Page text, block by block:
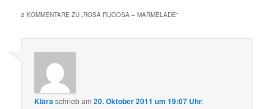
2 KOMMENTARE ZU „ROSA RUGOSA – MARMELADE“
Klaraschriebam20. Oktober 2011 um 19:07 Uhr: